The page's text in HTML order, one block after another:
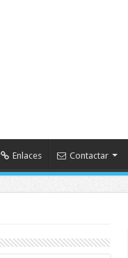
Enlaces Contactar